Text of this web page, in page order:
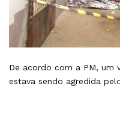
De acordo com a PM, um
estava sendo agredida